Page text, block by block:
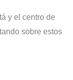
y el centro de
sobre estos